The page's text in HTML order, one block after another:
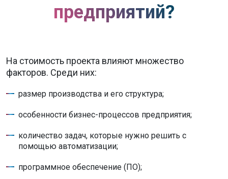
предприятий?
На стоимость проекта влияют множество
факторов. Среди них:
размер производства и его структура;
особенности бизнес-процессов предприятия;
количество задач, которые нужно решить с
помощью автоматизации;
программное обеспечение (ПО);